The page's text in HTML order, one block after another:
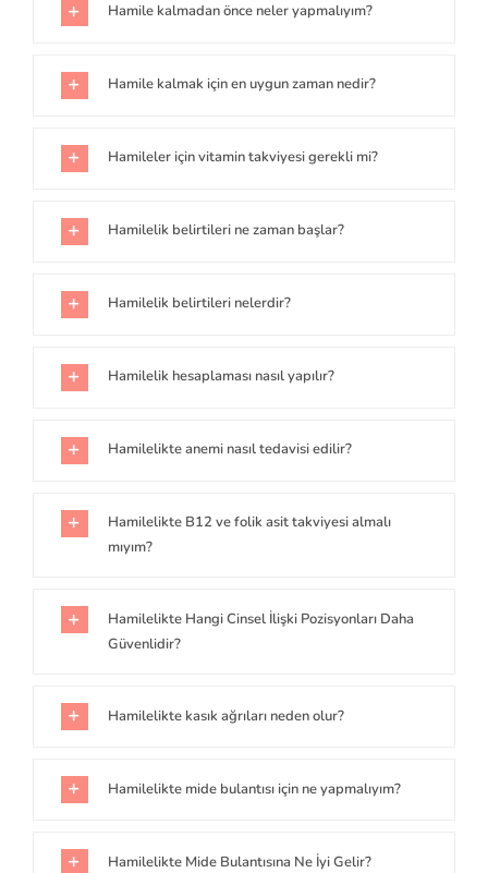
Hamile kalmadan önce neler yapmalıyım?
Hamile kalmak için en uygun zaman nedir?
Hamileler için vitamin takviyesi gerekli mi?
Hamilelik belirtileri ne zaman başlar?
Hamilelik belirtileri nelerdir?
Hamilelik hesaplaması nasıl yapılır?
Hamilelikte anemi nasıl tedavisi edilir?
Hamilelikte B12 ve folik asit takviyesi almalı
mıyım?
Hamilelikte Hangi Cinsel İlişki Pozisyonları Daha
Güvenlidir?
Hamilelikte kasık ağrıları neden olur?
Hamilelikte mide bulantısı için ne yapmalıyım?
Hamilelikte Mide Bulantısına Ne İyi Gelir?